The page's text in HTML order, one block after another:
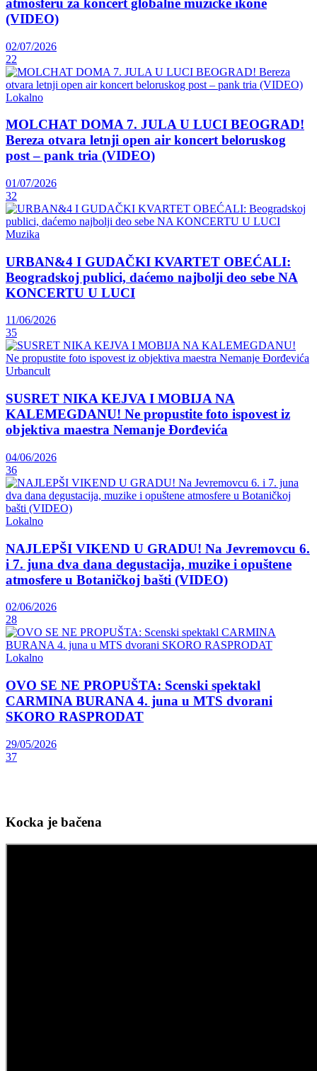
atmosferu za koncert globalne muzičke ikone
(VIDEO)
02/07/2026
22
Lokalno
MOLCHAT DOMA 7. JULA U LUCI BEOGRAD!
Bereza otvara letnji open air koncert beloruskog
post – pank tria (VIDEO)
01/07/2026
32
Muzika
URBAN&4 I GUDAČKI KVARTET OBEĆALI:
Beogradskoj publici, daćemo najbolji deo sebe NA
KONCERTU U LUCI
11/06/2026
35
Urbancult
SUSRET NIKA KEJVA I MOBIJA NA
KALEMEGDANU! Ne propustite foto ispovest iz
objektiva maestra Nemanje Đorđevića
04/06/2026
36
Lokalno
NAJLEPŠI VIKEND U GRADU! Na Jevremovcu 6.
i 7. juna dva dana degustacija, muzike i opuštene
atmosfere u Botaničkoj bašti (VIDEO)
02/06/2026
28
Lokalno
OVO SE NE PROPUŠTA: Scenski spektakl
CARMINA BURANA 4. juna u MTS dvorani
SKORO RASPRODAT
29/05/2026
37
Kocka je bačena